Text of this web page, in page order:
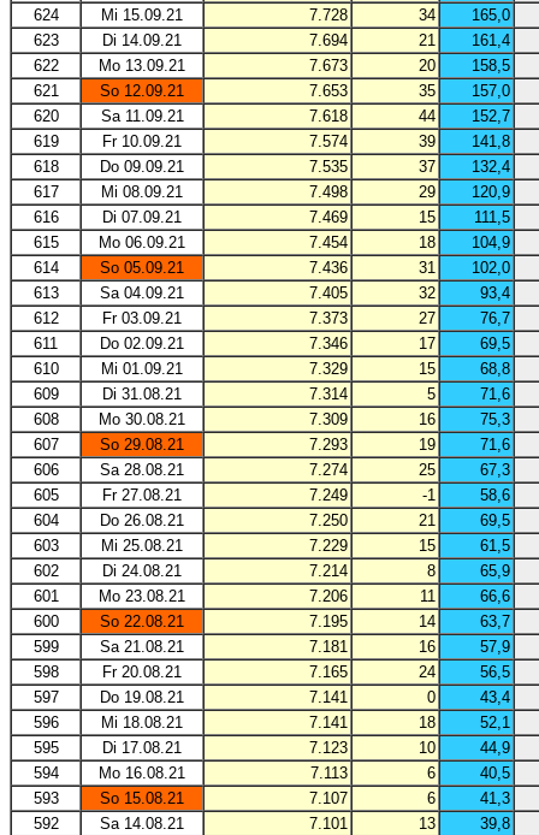
624
Mi 15.09.21 7.728 34
165,0
623
Di 14.09.21 7.694 21
161,4
622
Mo 13.09.21 7.673 20
158,5
621
So 12.09.21 7.653 35
157,0
620
Sa 11.09.21 7.618 44
152,7
619
Fr 10.09.21 7.574 39
141,8
618
Do 09.09.21 7.535 37
132,4
617
Mi 08.09.21 7.498 29
120,9
616
Di 07.09.21 7.469 15
111,5
615
Mo 06.09.21 7.454 18
104,9
614
So 05.09.21 7.436 31
102,0
613
Sa 04.09.21 7.405 32
93,4
612
Fr 03.09.21 7.373 27
76,7
611
Do 02.09.21 7.346 17
69,5
610
Mi 01.09.21 7.329 15
68,8
609
Di 31.08.21 7.314 5
71,6
608
Mo 30.08.21 7.309 16
75,3
607
So 29.08.21 7.293 19
71,6
606
Sa 28.08.21 7.274 25
67,3
605
Fr 27.08.21 7.249 -1
58,6
604
Do 26.08.21 7.250 21
69,5
603
Mi 25.08.21 7.229 15
61,5
602
Di 24.08.21 7.214 8
65,9
601
Mo 23.08.21 7.206 11
66,6
600
So 22.08.21 7.195 14
63,7
599
Sa 21.08.21 7.181 16
57,9
598
Fr 20.08.21 7.165 24
56,5
597
Do 19.08.21 7.141 0
43,4
596
Mi 18.08.21 7.141 18
52,1
595
Di 17.08.21 7.123 10
44,9
594
Mo 16.08.21 7.113 6
40,5
593
So 15.08.21 7.107 6
41,3
592
Sa 14.08.21 7.101 13
39,8